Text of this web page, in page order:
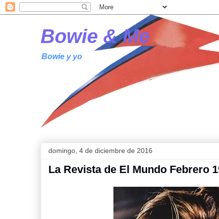
Bowie & Me
Bowie y yo
domingo, 4 de diciembre de 2016
La Revista de El Mundo Febrero